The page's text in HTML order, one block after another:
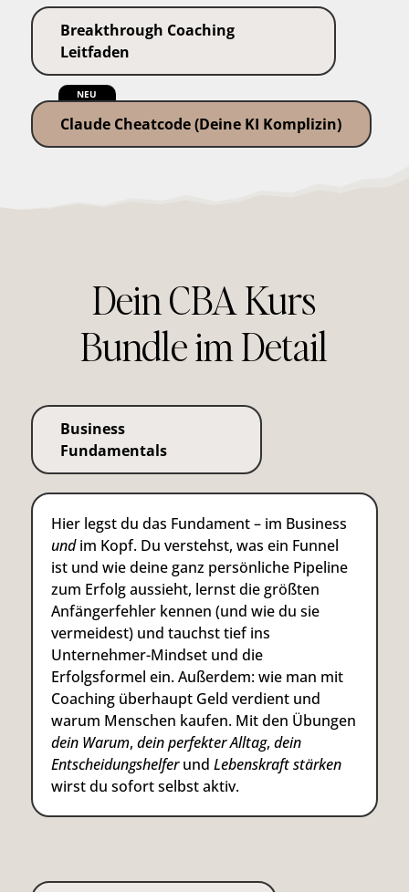
Breakthrough Coaching
Leitfaden
NEU
Claude Cheatcode (Deine KI Komplizin)
Dein CBA Kurs
Bundle im Detail
Business
Fundamentals
Hier legst du das Fundament – im Business
undim Kopf. Du verstehst, was ein Funnel
ist und wie deine ganz persönliche Pipeline
zum Erfolg aussieht, lernst die größten
Anfängerfehler kennen (und wie du sie
vermeidest) und tauchst tief ins
Unternehmer-Mindset und die
Erfolgsformel ein. Außerdem: wie man mit
Coaching überhaupt Geld verdient und
warum Menschen kaufen. Mit den Übungen
dein Warum, dein perfekter Alltag, dein
Entscheidungshelferund Lebenskraft stärken
wirst du sofort selbst aktiv.